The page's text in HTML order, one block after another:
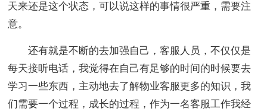
天来还是这个状态，可以说这样的事情很严重，需要注
意。
还有就是不断的去加强自己，客服人员，不仅仅是
每天接听电话，我觉得在自己有足够的时间的时候要去
学习一些东西，主动地去了解物业客服更多的知识，我
们需要一个过程，成长的过程，作为一名客服工作我经